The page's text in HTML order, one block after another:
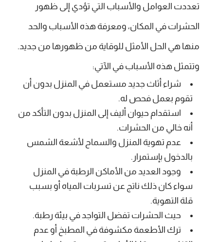
تعددت العوامل والأسباب التي تؤدي إلى ظهور
الحشرات في المكان، ومعرفة هذه الأسباب والحد
منها هي الحل الأمثل للوقاية من ظهورها من جديد.
وتتمثل هذه الأسباب في الآتي:
شراء أثاث جديد مستعمل في المنزل بدون أن
تقوم بعمل فحص له.
استقدام حيوان أليف إلى المنزل بدون التأكد من
أنه خالي من الحشرات.
عدم تهوية المنزل والسماح لأشعة الشمس
بالدخول بإستمرار.
وجود العديد من الأماكن الرطبة في المنزل
سواء كان ذلك ناتج عن تسربات المياه أو بسبب
قلة التهوية.
حيث الحشرات تفضل التواجد في بيئة رطبة.
ترك الأطعمة مكشوفة في المطبخ أو عدم